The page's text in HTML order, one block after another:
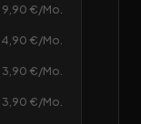
9,90 €/Mo.
4,90 €/Mo.
3,90 €/Mo.
3,90 €/Mo.